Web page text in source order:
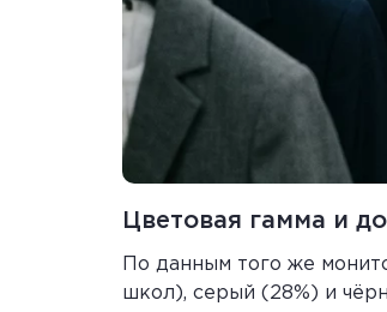
Цветовая гамма и
По данным того же
школ), серый (28%) и